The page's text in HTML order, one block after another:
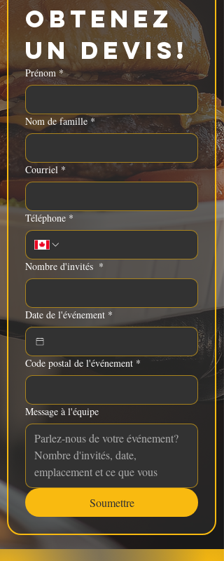
Obtenez
un devis!
Prénom *
Nom de famille *
Courriel *
Téléphone *
Nombre d'invités *
Date de l'événement *
Code postal de l'événement *
Message à l'équipe
Soumettre